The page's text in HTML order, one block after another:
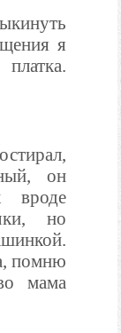
я
он
вроде
но
помню
мама